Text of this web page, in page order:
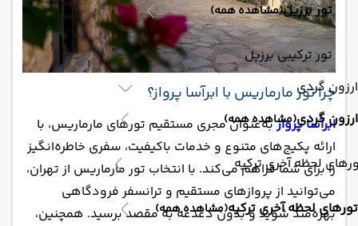
تور برزیل(مشاهده همه)
تور ترکیبی برزیل
ارزون گردی
ارزون گردی(مشاهده همه)
لحظه آخری ترکیه
تورهای لحظه آخری ترکیه(مشاهده همه)
چرا تور مارماریس با ابرآسا پرواز؟
ابرآسا پروازبه‌عنوان مجری مستقیم تورهای مارماریس، با
ارائه پکیج‌های متنوع و خدمات باکیفیت، سفری خاطره‌انگیز
را برای شما فراهم می‌کند. با انتخاب تور مارماریس از تهران،
می‌توانید از پروازهای مستقیم و ترانسفر فرودگاهی
بهره‌مند شوید و بدون دغدغه به مقصد برسید. همچنین،